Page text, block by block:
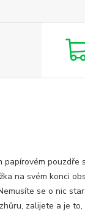
pouzdře
na svém konci
se o nic
zalijete a je